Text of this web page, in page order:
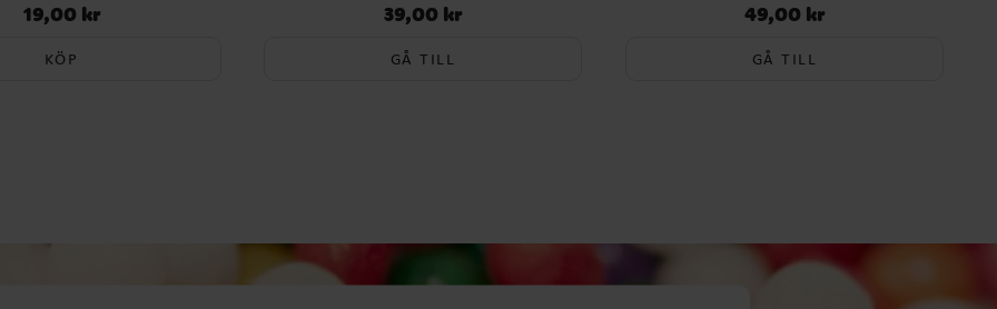
Pris:19,00 kr
19,00 kr
KÖP
Pris:39,00 kr
39,00 kr
GÅ TILL
Pris:49,00 kr
49,00 kr
GÅ TILL